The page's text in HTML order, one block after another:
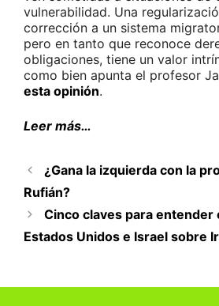
vulnerabilidad. Una
corrección a un sistema
pero en tanto que reconoce
obligaciones, tiene un valor
como bien apunta el profesor
esta opinión.
Leer más…
¿Gana la izquierda con la
Rufián?
Cinco claves para entender
Estados Unidos e Israel sobre